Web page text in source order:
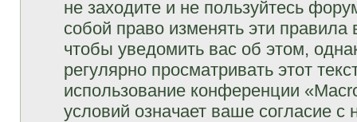
не заходите и не пользуйтесь
собой право изменять эти
чтобы уведомить вас об этом,
регулярно просматривать этот
использование конференции
условий означает ваше согласие с